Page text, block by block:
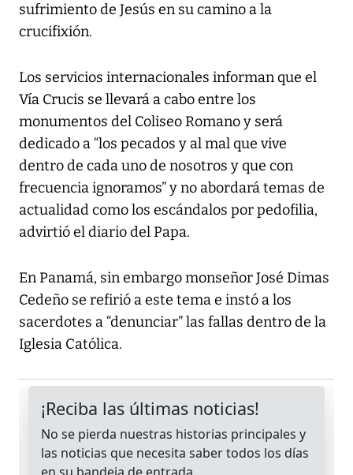
sufrimiento de Jesús en su camino a la
crucifixión.
Los servicios internacionales informan que el
Vía Crucis se llevará a cabo entre los
monumentos del Coliseo Romano y será
dedicado a “los pecados y al mal que vive
dentro de cada uno de nosotros y que con
frecuencia ignoramos” y no abordará temas de
actualidad como los escándalos por pedofilia,
advirtió el diario del Papa.
En Panamá, sin embargo monseñor José Dimas
Cedeño se refirió a este tema e instó a los
sacerdotes a “denunciar” las fallas dentro de la
Iglesia Católica.